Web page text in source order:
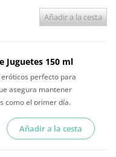
Añadir a la cesta
Juguetes 150 ml
perfecto para
asegura mantener
como el primer día.
Añadir a la cesta